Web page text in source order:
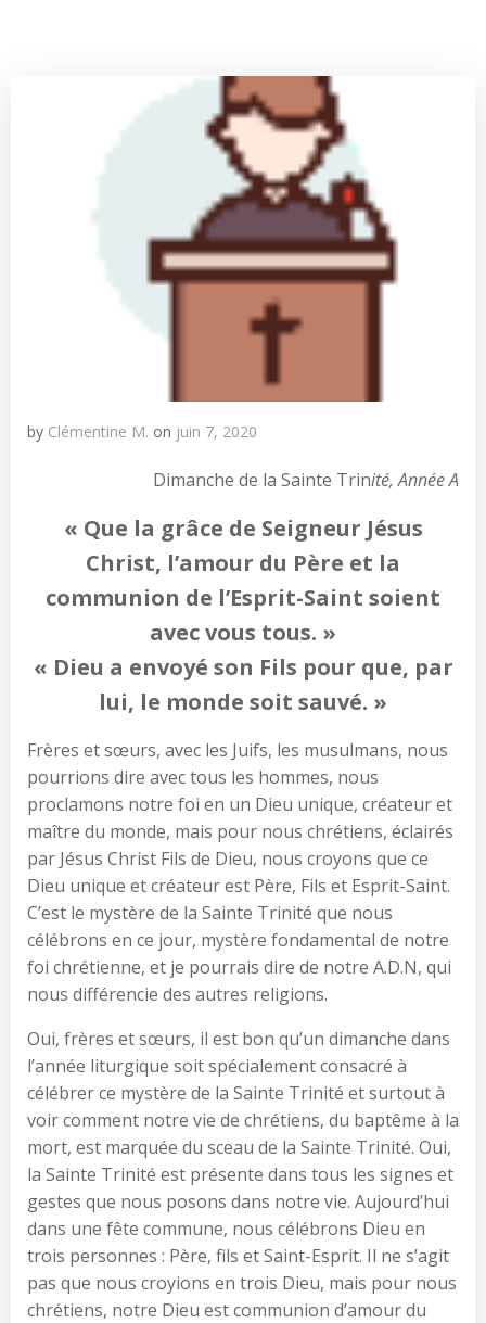
by Clémentine M. on juin 7, 2020
Dimanche de la Sainte Trinité, Année A
« Que la grâce de Seigneur Jésus
Christ, l’amour du Père et la
communion de l’Esprit-Saint soient
avec vous tous. »
« Dieu a envoyé son Fils pour que, par
lui, le monde soit sauvé. »
Frères et sœurs, avec les Juifs, les musulmans, nous
pourrions dire avec tous les hommes, nous
proclamons notre foi en un Dieu unique, créateur et
maître du monde, mais pour nous chrétiens, éclairés
par Jésus Christ Fils de Dieu, nous croyons que ce
Dieu unique et créateur est Père, Fils et Esprit-Saint.
C’est le mystère de la Sainte Trinité que nous
célébrons en ce jour, mystère fondamental de notre
foi chrétienne, et je pourrais dire de notre A.D.N, qui
nous différencie des autres religions.
Oui, frères et sœurs, il est bon qu’un dimanche dans
l’année liturgique soit spécialement consacré à
célébrer ce mystère de la Sainte Trinité et surtout à
voir comment notre vie de chrétiens, du baptême à la
mort, est marquée du sceau de la Sainte Trinité. Oui,
la Sainte Trinité est présente dans tous les signes et
gestes que nous posons dans notre vie. Aujourd’hui
dans une fête commune, nous célébrons Dieu en
trois personnes : Père, fils et Saint-Esprit. Il ne s’agit
pas que nous croyions en trois Dieu, mais pour nous
chrétiens, notre Dieu est communion d’amour du